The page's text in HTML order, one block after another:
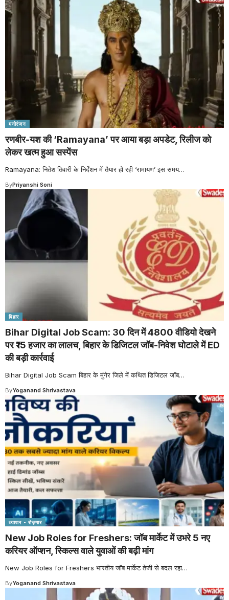
मनोरंजन
रणबीर-यश की ‘Ramayana’ पर आया बड़ा अपडेट, रिलीज को
लेकर खत्म हुआ सस्पेंस
Ramayana: नितेश तिवारी के निर्देशन में तैयार हो रही ‘रामायण’ इस समय…
ByPriyanshi Soni
बिहार
Bihar Digital Job Scam: 30 दिन में 4800 वीडियो देखने
पर ₹15 हजार का लालच, बिहार के डिजिटल जॉब-निवेश घोटाले में ED
की बड़ी कार्रवाई
Bihar Digital Job Scam बिहार के मुंगेर जिले में कथित डिजिटल जॉब…
ByYoganand Shrivastava
व्यापार - रोज़गार
New Job Roles for Freshers: जॉब मार्केट में उभरे 5 नए
करियर ऑप्शन, स्किल्स वाले युवाओं की बढ़ी मांग
New Job Roles for Freshers भारतीय जॉब मार्केट तेजी से बदल रहा…
ByYoganand Shrivastava